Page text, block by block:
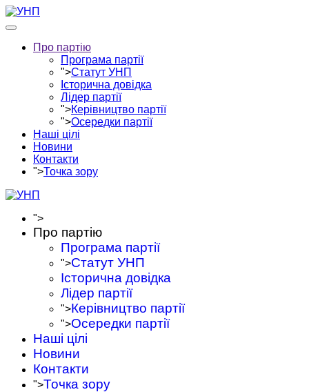
Про партію
Програма партії
">Статут УНП
Історична довідка
Лідер партії
">Керівництво партії
">Осередки партії
Наші цілі
Новини
Контакти
">Точка зору
">
Про партію
Програма партії
">Статут УНП
Історична довідка
Лідер партії
">Керівництво партії
">Осередки партії
Наші цілі
Новини
Контакти
">Точка зору